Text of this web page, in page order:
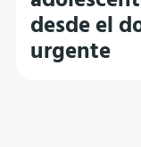
desde el
urgente